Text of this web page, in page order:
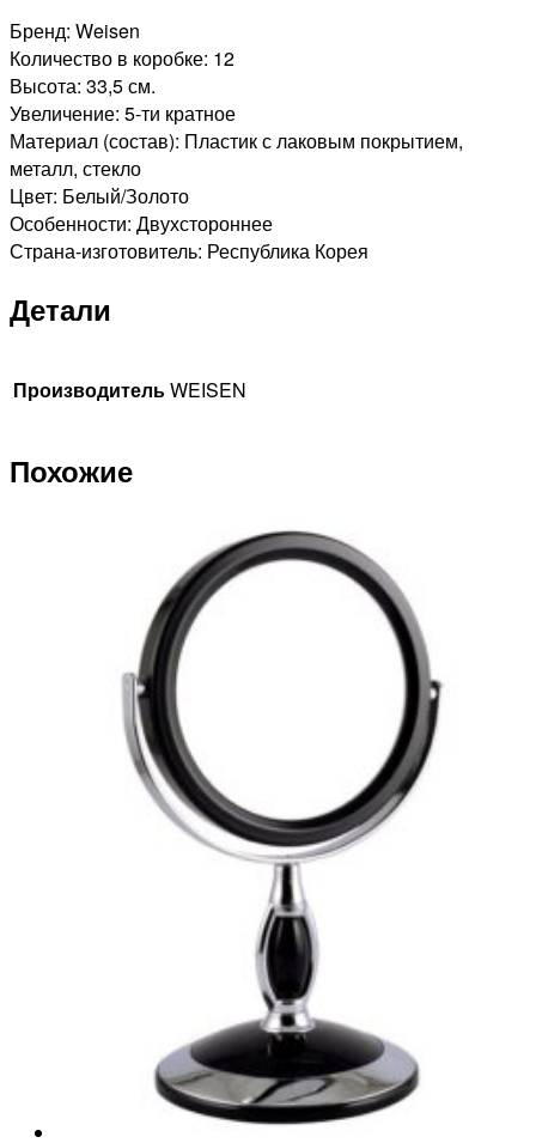
Бренд: Weisen
Количество в коробке: 12
Высота: 33,5 см.
Увеличение: 5-ти кратное
Материал (состав): Пластик с лаковым покрытием,
металл, стекло
Цвет: Белый/Золото
Особенности: Двухстороннее
Страна-изготовитель: Республика Корея
Детали
ПроизводительWEISEN
Похожие